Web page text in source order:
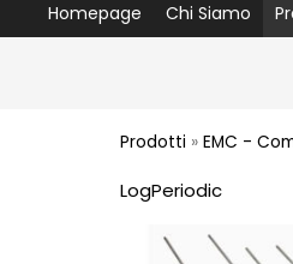
Homepage Chi Siamo
Prodotti »EMC -
LogPeriodic